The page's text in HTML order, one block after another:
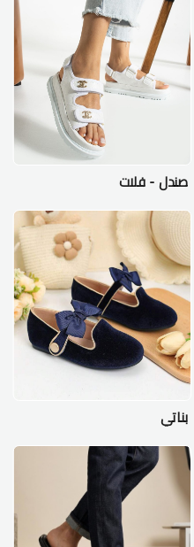
صندل - فلات
بناتي